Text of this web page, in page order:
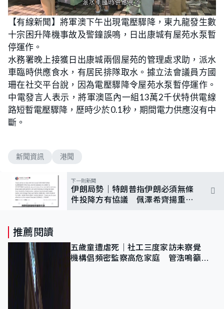
U
n
m
t
L
o
a
d
e
d
5
.
0
0
%
【有線新聞】將軍澳下午出現電壓驟降，東九龍發生數
十宗困升降機事故及警鐘誤鳴，日出康城有屋苑水泵暫
停運作。
水務署晚上接獲日出康城兩個屋苑的管理處求助，派水
車臨時供應食水，有居民排隊取水。據立法會議員方國
珊在社交平台說，因為電壓驟降令屋苑水泵暫停運作。
中電發言人表示，將軍澳區內一組13萬2千伏特供電線
路短暫電壓驟降，歷時少於0.1秒，期間電力供應沒有中
斷。
新聞資訊 港聞
下一則新聞
伊朗局勢｜特朗普指伊朗必須無條
件投降方有協議 佩澤希齊揚重申
推薦閱讀
五歲童遭虐死｜社工三度家訪未察覺
機構倡頻密監察高危家庭 管浩鳴籲加